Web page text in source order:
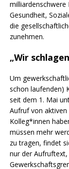
Gesundheit,
die
zunehmen.
„Wir
Um
schon laufenden)
seit dem 1. Mai
Aufruf von
Kolleg*innen
müssen mehr
zu tragen, findet
nur der